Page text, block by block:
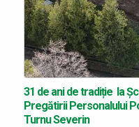
31 de ani de tradiție la
Pregătirii Personalului
Turnu Severin